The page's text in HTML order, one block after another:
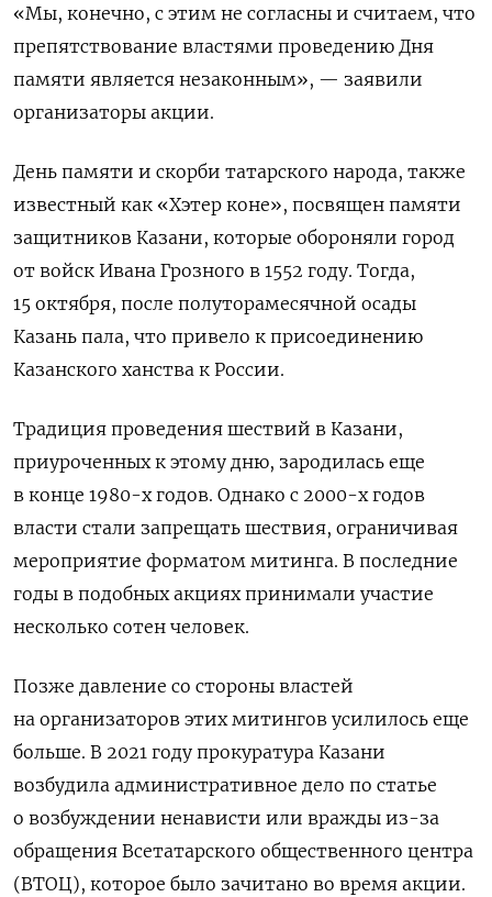
«Мы, конечно, с этим не согласны и считаем, что
препятствование властями проведению Дня
памяти является незаконным», — заявили
организаторы акции.
День памяти и скорби татарского народа, также
известный как «Хэтер коне», посвящен памяти
защитников Казани, которые обороняли город
от войск Ивана Грозного в 1552 году. Тогда,
15 октября, после полуторамесячной осады
Казань пала, что привело к присоединению
Казанского ханства к России.
Традиция проведения шествий в Казани,
приуроченных к этому дню, зародилась еще
в конце 1980-х годов. Однако с 2000-х годов
власти стали запрещать шествия, ограничивая
мероприятие форматом митинга. В последние
годы в подобных акциях принимали участие
несколько сотен человек.
Позже давление со стороны властей
на организаторов этих митингов усилилось еще
больше. В 2021 году прокуратура Казани
возбудила административное дело по статье
о возбуждении ненависти или вражды из-за
обращения Всетатарского общественного центра
(ВТОЦ), которое было зачитано во время акции.